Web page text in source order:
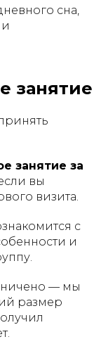
сна,
занятие
занятие за
вы
визита.
с
и
— мы
размер